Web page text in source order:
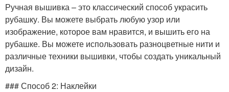
Ручная вышивка – это классический способ украсить
рубашку. Вы можете выбрать любую узор или
изображение, которое вам нравится, и вышить его на
рубашке. Вы можете использовать разноцветные нити и
различные техники вышивки, чтобы создать уникальный
дизайн.
### Способ 2: Наклейки